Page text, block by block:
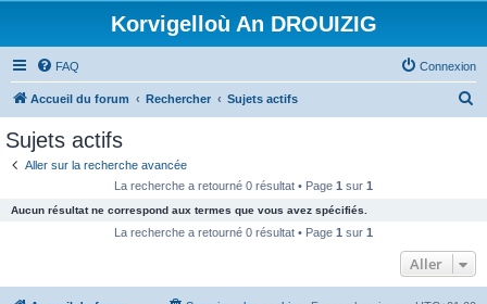
Korvigelloù An DROUIZIG
FAQ Connexion
Accueil du forum Rechercher Sujets actifs
c
Sujets actifs
Aller sur la recherche avancée
La recherche a retourné 0 résultat • Page 1 sur 1
Aucun résultat ne correspond aux termes que vous avez spécifiés.
La recherche a retourné 0 résultat • Page 1 sur 1
Aller